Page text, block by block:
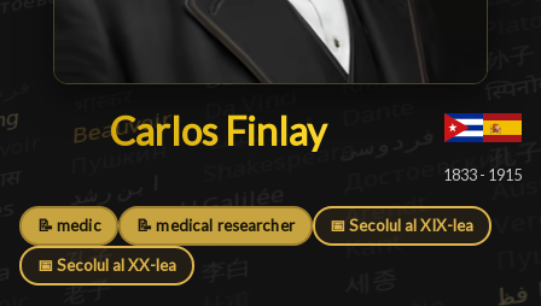
Carlos Finlay
Carlos Finlay█
1833 - 1915
📝 medic 📝 medical researcher 📅 Secolul al XIX-lea
📅 Secolul al XX-lea